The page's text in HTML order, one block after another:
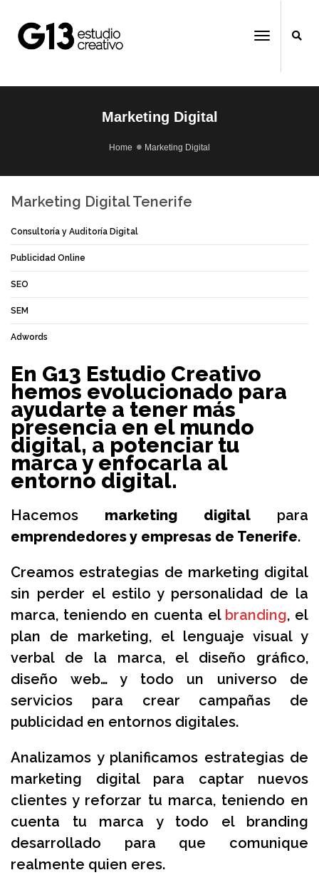
Toggle
Marketing Digital
Home Marketing Digital
Marketing Digital Tenerife
Consultoría y Auditoría Digital
Publicidad Online
SEO
SEM
Adwords
En G13 Estudio Creativo
hemos evolucionado para
ayudarte a tener más
presencia en el mundo
digital, a potenciar tu
marca y enfocarla al
entorno digital.
Hacemos marketing digital para
emprendedores y empresas de Tenerife.
Creamos estrategias de marketing digital
sin perder el estilo y personalidad de la
marca, teniendo en cuenta el branding, el
plan de marketing, el lenguaje visual y
verbal de la marca, el diseño gráfico,
diseño web… y todo un universo de
servicios para crear campañas de
publicidad en entornos digitales.
Analizamos y planificamos estrategias de
marketing digital para captar nuevos
clientes y reforzar tu marca, teniendo en
cuenta tu marca y todo el branding
desarrollado para que comunique
realmente quien eres.